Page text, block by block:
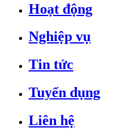
Hoạt động
Nghiệp vụ
Tin tức
Tuyển dụng
Liên hệ